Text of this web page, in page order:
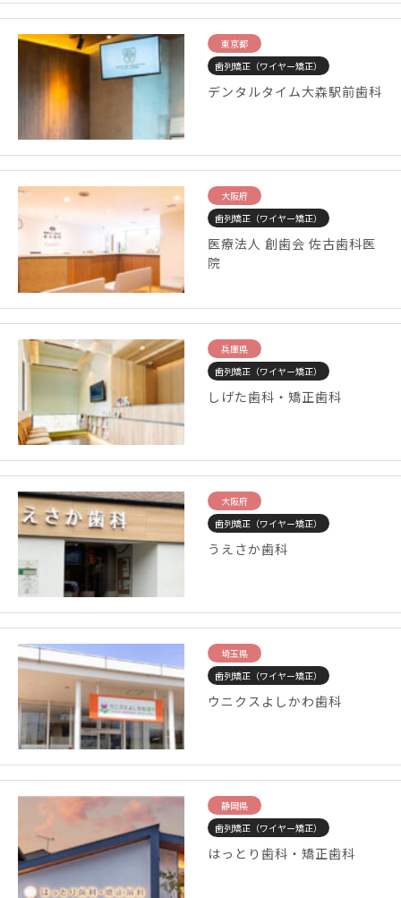
東京都
歯列矯正（ワイヤー矯正）
デンタルタイム大森駅前歯科
大阪府
歯列矯正（ワイヤー矯正）
医療法人 創歯会 佐古歯科医
院
兵庫県
歯列矯正（ワイヤー矯正）
しげた歯科・矯正歯科
大阪府
歯列矯正（ワイヤー矯正）
うえさか歯科
埼玉県
歯列矯正（ワイヤー矯正）
ウニクスよしかわ歯科
静岡県
歯列矯正（ワイヤー矯正）
はっとり歯科・矯正歯科